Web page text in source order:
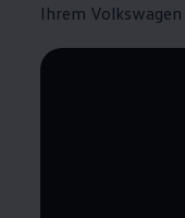
Ihrem Volkswagen